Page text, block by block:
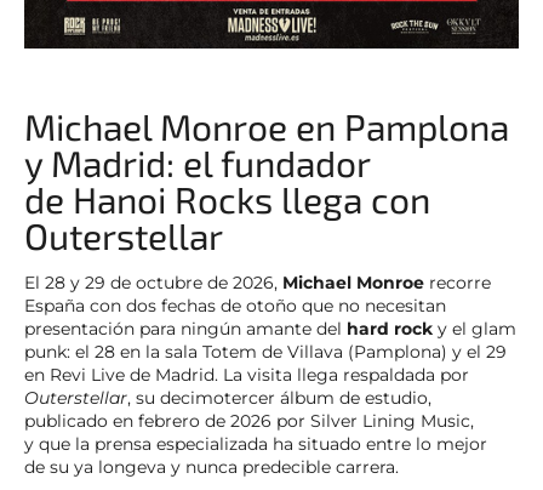
Michael Monroe en Pamplona
y Madrid: el fundador
de Hanoi Rocks llega con
Outerstellar
El 28 y 29 de octubre de 2026, Michael Monroe recorre
España con dos fechas de otoño que no necesitan
presentación para ningún amante del hard rock y el glam
punk: el 28 en la sala Totem de Villava (Pamplona) y el 29
en Revi Live de Madrid. La visita llega respaldada por
Outerstellar, su decimotercer álbum de estudio,
publicado en febrero de 2026 por Silver Lining Music,
y que la prensa especializada ha situado entre lo mejor
de su ya longeva y nunca predecible carrera.